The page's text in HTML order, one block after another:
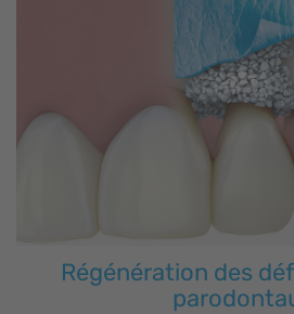
Régénération des